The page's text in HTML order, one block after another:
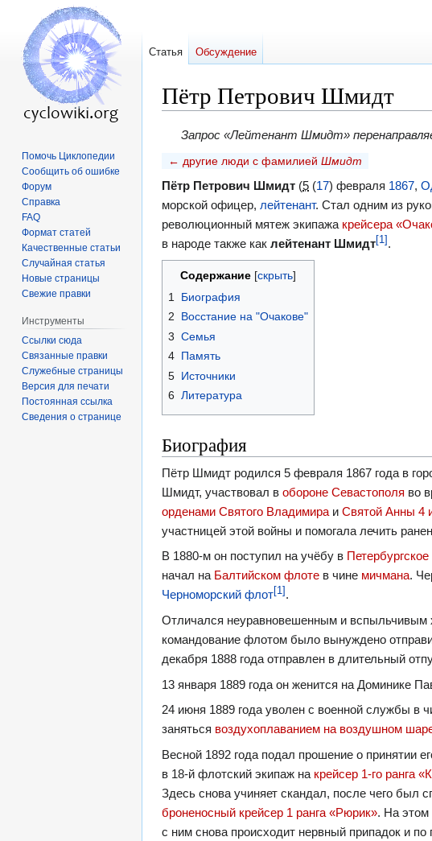
Пётр Петрович Шмидт
Перейти
Перейти
Запрос «Лейтенант Шмидт»
← другие люди с фамилиейШмидт
Пётр Петрович Шмидт (5 (17) февраля 1867,
морской офицер, лейтенант. Стал одним из
революционный мятеж экипажа крейсера
в народе также как лейтенант Шмидт [1] .
Содержание
1
Биография
2
Восстание на "Очакове"
3 Семья
4 Память
5 Источники
6 Литература
Биография
Пётр Шмидт родился 5 февраля 1867 года в
Шмидт, участвовал в обороне Севастополя во
орденами Святого Владимира и Святой Анны 4
участницей этой войны и помогала лечить
В 1880-м он поступил на учёбу в
начал на Балтийском флоте в чине мичмана.
Черноморский флот [1] .
Отличался неуравновешенным и вспыльчивым
командование флотом было вынуждено
декабря 1888 года отправлен в длительный
13 января 1889 года он женится на Доминике
24 июня 1889 года уволен с военной службы в
заняться воздухоплаванием на воздушном
Весной 1892 года подал прошение о принятии
в 18-й флотский экипаж на крейсер 1-го ранга
Здесь снова учиняет скандал, после чего был
броненосный крейсер 1 ранга «Рюрик». На этом
с ним снова происходит нервный припадок и
Статья Обсуждение
Помочь Циклопедии
Сообщить об ошибке
Форум
Справка
FAQ
Формат статей
Качественные статьи
Случайная статья
Новые страницы
Свежие правки
Инструменты
Ссылки сюда
Связанные правки
Служебные страницы
Версия для печати
Постоянная ссылка
Сведения о странице